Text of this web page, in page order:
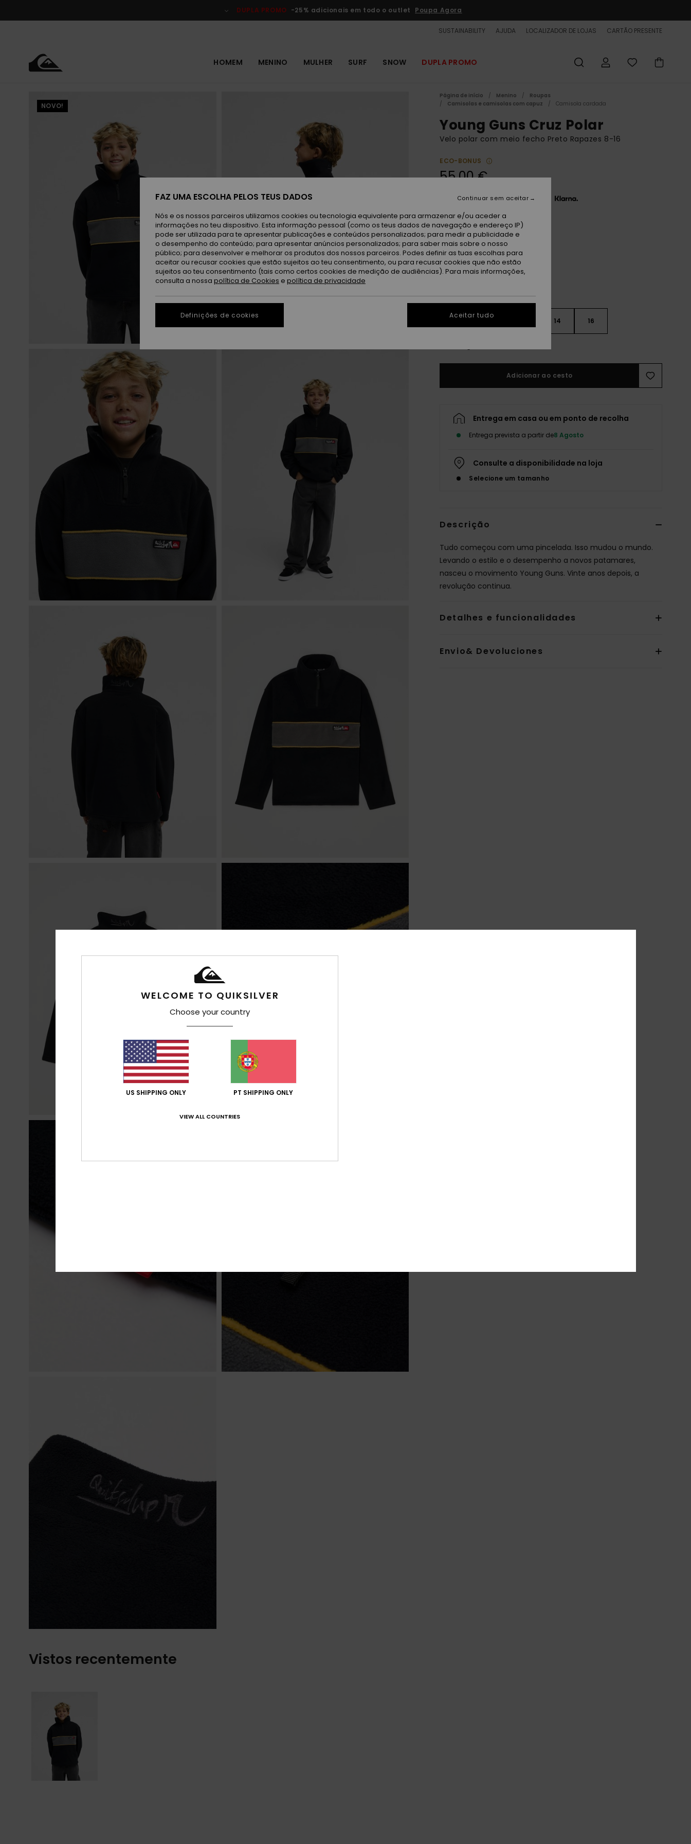
do
DUPLA PROMO -25% adicionais em todo o outlet Poupa Agora
SUSTAINABILITY AJUDA LOCALIZADOR DE LOJAS CARTÃO PRESENTE
HOMEM MENINO MULHER SURF SNOW DUPLA PROMO
NOVO!
Página de início Menino
Roupas
Camisolas e camisolas com capuz
Camisola cardada
Young Guns Cruz Polar
Velo polar com meio fecho Preto Rapazes 8-16
ECO-BONUS
55,00 €
Paga 3 x 18,33 € sem juros com a
CorBlack
14 16
Adicionar ao cesto
Entrega em casa ou em ponto de recolha
Entrega prevista a partir de8 Agosto
Consulte a disponibilidade na loja
Selecione um tamanho
Descrição
Tudo começou com uma pincelada. Isso mudou o mundo.
Levando o estilo e o desempenho a novos patamares,
nasceu o movimento Young Guns. Vinte anos depois, a
revolução continua.
Detalhes e funcionalidades
Envio& Devoluciones
Vistos recentemente
WELCOME TO QUIKSILVER
Choose your country
US SHIPPING ONLY PT SHIPPING ONLY
VIEW ALL COUNTRIES
FAZ UMA ESCOLHA PELOS TEUS DADOS
Nós e os nossos parceiros utilizamos cookies ou tecnologia equivalente para armazenar e/ou aceder a
informações no teu dispositivo. Esta informação pessoal (como os teus dados de navegação e endereço IP)
pode ser utilizada para te apresentar publicações e conteúdos personalizados; para medir a publicidade e
o desempenho do conteúdo; para apresentar anúncios personalizados; para saber mais sobre o nosso
público; para desenvolver e melhorar os produtos dos nossos parceiros. Podes definir as tuas escolhas para
aceitar ou recusar cookies que estão sujeitos ao teu consentimento, ou para recusar cookies que não estão
sujeitos ao teu consentimento (tais como certos cookies de medição de audiências). Para mais informações,
consulta a nossa política de Cookies e política de privacidade
Definições de cookies
Continuar sem aceitar
Aceitar tudo